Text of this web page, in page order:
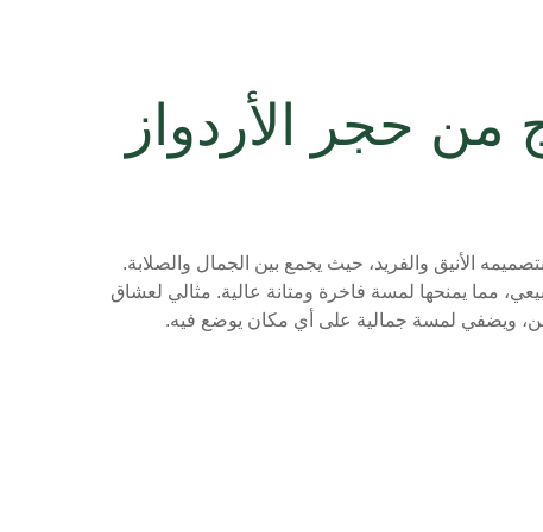
حجر الأردواز
الأنيق والفريد، حيث يجمع بين الجمال والصلابة.
مما يمنحها لمسة فاخرة ومتانة عالية. مثالي لعشاق
ويضفي لمسة جمالية على أي مكان يوضع فيه.